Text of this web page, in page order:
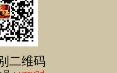
二维码